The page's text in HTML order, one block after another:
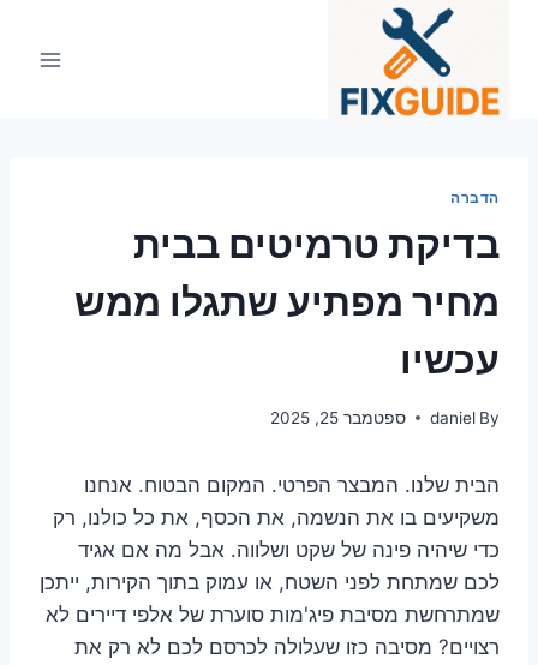
הדברה
בדיקת טרמיטים בבית
מחיר מפתיע שתגלו ממש
עכשיו
By
daniel ספטמבר 25, 2025
הבית שלנו. המבצר הפרטי. המקום הבטוח. אנחנו
משקיעים בו את הנשמה, את הכסף, את כל כולנו, רק
כדי שיהיה פינה של שקט ושלווה. אבל מה אם אגיד
לכם שמתחת לפני השטח, או עמוק בתוך הקירות, ייתכן
שמתרחשת מסיבת פיג'מות סוערת של אלפי דיירים לא
רצויים? מסיבה כזו שעלולה לכרסם לכם לא רק את